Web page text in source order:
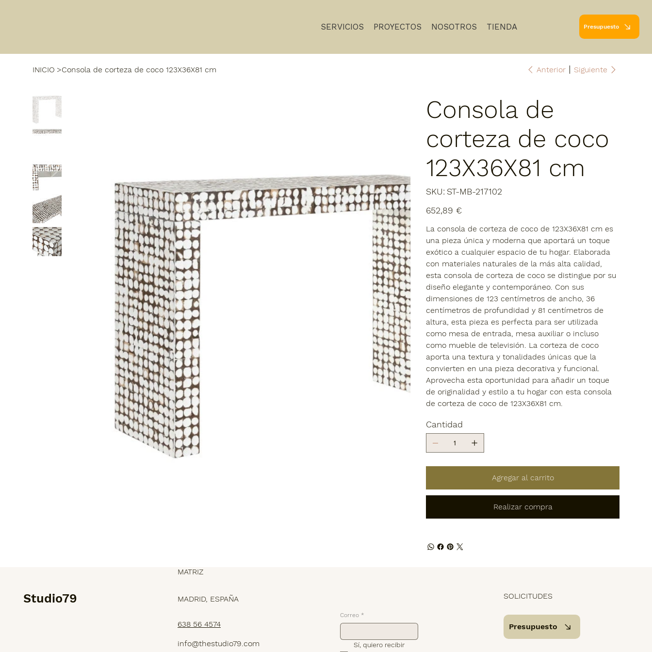
SERVICIOS PROYECTOS NOSOTROS TIENDA Presupuesto
INICIO >Consola de corteza de coco 123X36X81 cm Anterior Siguiente
Consola de
corteza de coco
123X36X81 cm
SKU: SKU
ST-
ST-MB-217102
652,89 €
La consola de corteza de coco de 123X36X81 cm es
una pieza única y moderna que aportará un toque
exótico a cualquier espacio de tu hogar. Elaborada
con materiales naturales de la más alta calidad,
esta consola de corteza de coco se distingue por su
diseño elegante y contemporáneo. Con sus
dimensiones de 123 centímetros de ancho, 36
centímetros de profundidad y 81 centímetros de
altura, esta pieza es perfecta para ser utilizada
como mesa de entrada, mesa auxiliar o incluso
como mueble de televisión. La corteza de coco
aporta una textura y tonalidades únicas que la
convierten en una pieza decorativa y funcional.
Aprovecha esta oportunidad para añadir un toque
de originalidad y estilo a tu hogar con esta consola
de corteza de coco de 123X36X81 cm.
Cantidad
Agregar al carrito
Realizar compra
Studio79
MATRIZ
MADRID, ESPAÑA
638 56 4574
info@thestudio79.com
Correo *
Sí, quiero recibir
SOLICITUDES
Presupuesto